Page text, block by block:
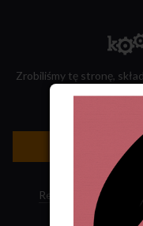
Zrobiliśmy tę stronę,
Regulamin sklepu